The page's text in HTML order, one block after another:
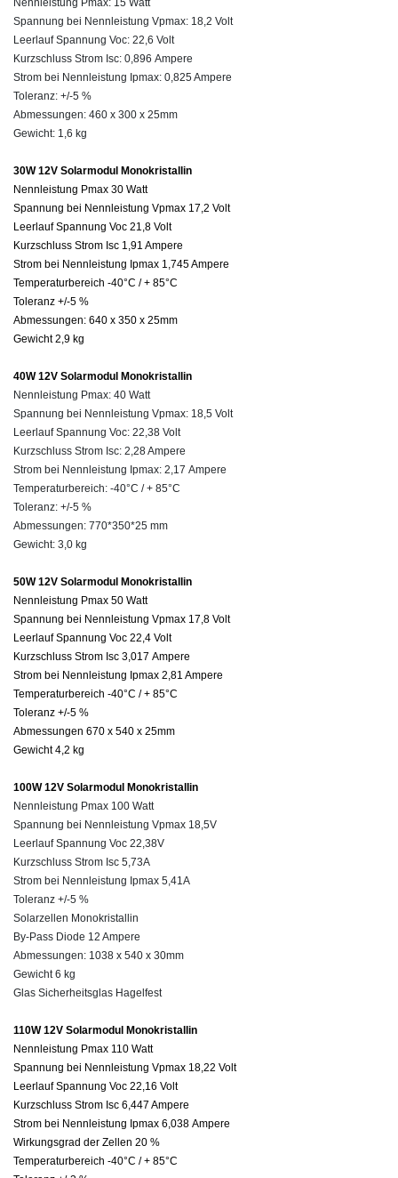
Nennleistung Pmax: 15 Watt
Spannung bei Nennleistung Vpmax: 18,2 Volt
Leerlauf Spannung Voc: 22,6 Volt
Kurzschluss Strom Isc: 0,896 Ampere
Strom bei Nennleistung Ipmax: 0,825 Ampere
Toleranz: +/-5 %
Abmessungen: 460 x 300 x 25mm
Gewicht: 1,6 kg
30W 12V Solarmodul Monokristallin
Nennleistung Pmax 30 Watt
Spannung bei Nennleistung Vpmax 17,2 Volt
Leerlauf Spannung Voc 21,8 Volt
Kurzschluss Strom Isc 1,91 Ampere
Strom bei Nennleistung Ipmax 1,745 Ampere
Temperaturbereich -40°C / + 85°C
Toleranz +/-5 %
Abmessungen: 640 x 350 x 25mm
Gewicht 2,9 kg
40W 12V Solarmodul Monokristallin
Nennleistung Pmax: 40 Watt
Spannung bei Nennleistung Vpmax: 18,5 Volt
Leerlauf Spannung Voc: 22,38 Volt
Kurzschluss Strom Isc: 2,28 Ampere
Strom bei Nennleistung Ipmax: 2,17 Ampere
Temperaturbereich: -40°C / + 85°C
Toleranz: +/-5 %
Abmessungen: 770*350*25 mm
Gewicht: 3,0 kg
50W 12V Solarmodul Monokristallin
Nennleistung Pmax 50 Watt
Spannung bei Nennleistung Vpmax 17,8 Volt
Leerlauf Spannung Voc 22,4 Volt
Kurzschluss Strom Isc 3,017 Ampere
Strom bei Nennleistung Ipmax 2,81 Ampere
Temperaturbereich -40°C / + 85°C
Toleranz +/-5 %
Abmessungen 670 x 540 x 25mm
Gewicht 4,2 kg
100W 12V Solarmodul Monokristallin
Nennleistung Pmax 100 Watt
Spannung bei Nennleistung Vpmax 18,5V
Leerlauf Spannung Voc 22,38V
Kurzschluss Strom Isc 5,73A
Strom bei Nennleistung Ipmax 5,41A
Toleranz +/-5 %
Solarzellen Monokristallin
By-Pass Diode 12 Ampere
Abmessungen: 1038 x 540 x 30mm
Gewicht 6 kg
Glas Sicherheitsglas Hagelfest
110W 12V Solarmodul Monokristallin
Nennleistung Pmax 110 Watt
Spannung bei Nennleistung Vpmax 18,22 Volt
Leerlauf Spannung Voc 22,16 Volt
Kurzschluss Strom Isc 6,447 Ampere
Strom bei Nennleistung Ipmax 6,038 Ampere
Wirkungsgrad der Zellen 20 %
Temperaturbereich -40°C / + 85°C